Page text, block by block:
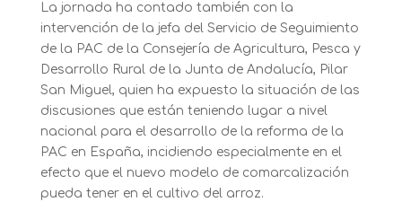
La jornada ha contado también con la
intervención de la jefa del Servicio de Seguimiento
de la PAC de la Consejería de Agricultura, Pesca y
Desarrollo Rural de la Junta de Andalucía, Pilar
San Miguel, quien ha expuesto la situación de las
discusiones que están teniendo lugar a nivel
nacional para el desarrollo de la reforma de la
PAC en España, incidiendo especialmente en el
efecto que el nuevo modelo de comarcalización
pueda tener en el cultivo del arroz.